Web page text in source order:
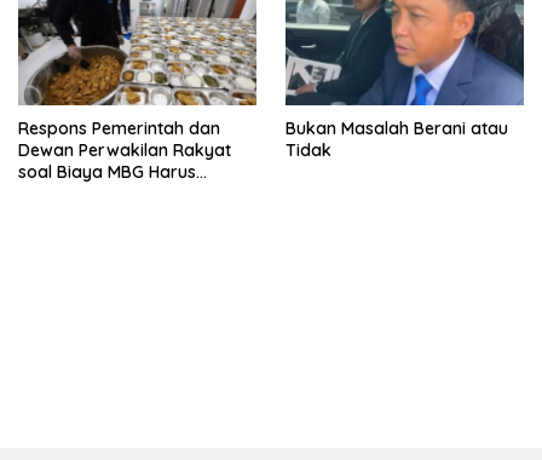
Respons Pemerintah dan
Dewan Perwakilan Rakyat
soal Biaya MBG Harus
Bukan Masalah Berani atau
Tidak